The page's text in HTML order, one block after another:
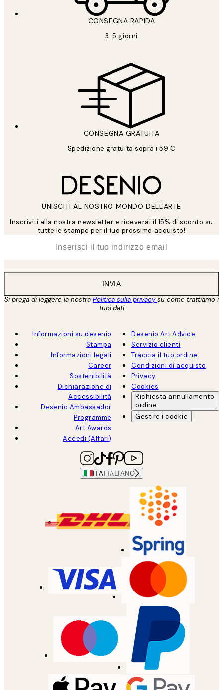
CONSEGNA RAPIDA
3-5 giorni
CONSEGNA GRATUITA
Spedizione gratuita sopra i 59 €
UNISCITI AL NOSTRO MONDO DELL'ARTE
Inscriviti alla nostra newsletter e riceverai il 15% di sconto su
tutte le stampe per il tuo prossimo acquisto!
INVIA
Si prega di leggere la nostra Politica sulla privacysu come trattiamo i
tuoi dati
Informazioni su desenio
Stampa
Informazioni legali
Career
Sostenibilità
Dichiarazione di
Accessibilità
Desenio Ambassador
Programme
Art Awards
Accedi (Affari)
Desenio Art Advice
Servizio clienti
Traccia il tuo ordine
Condizioni di acquisto
Privacy
Cookies
Richiesta annullamento
ordine
Gestire i cookie
ITAITALIANO